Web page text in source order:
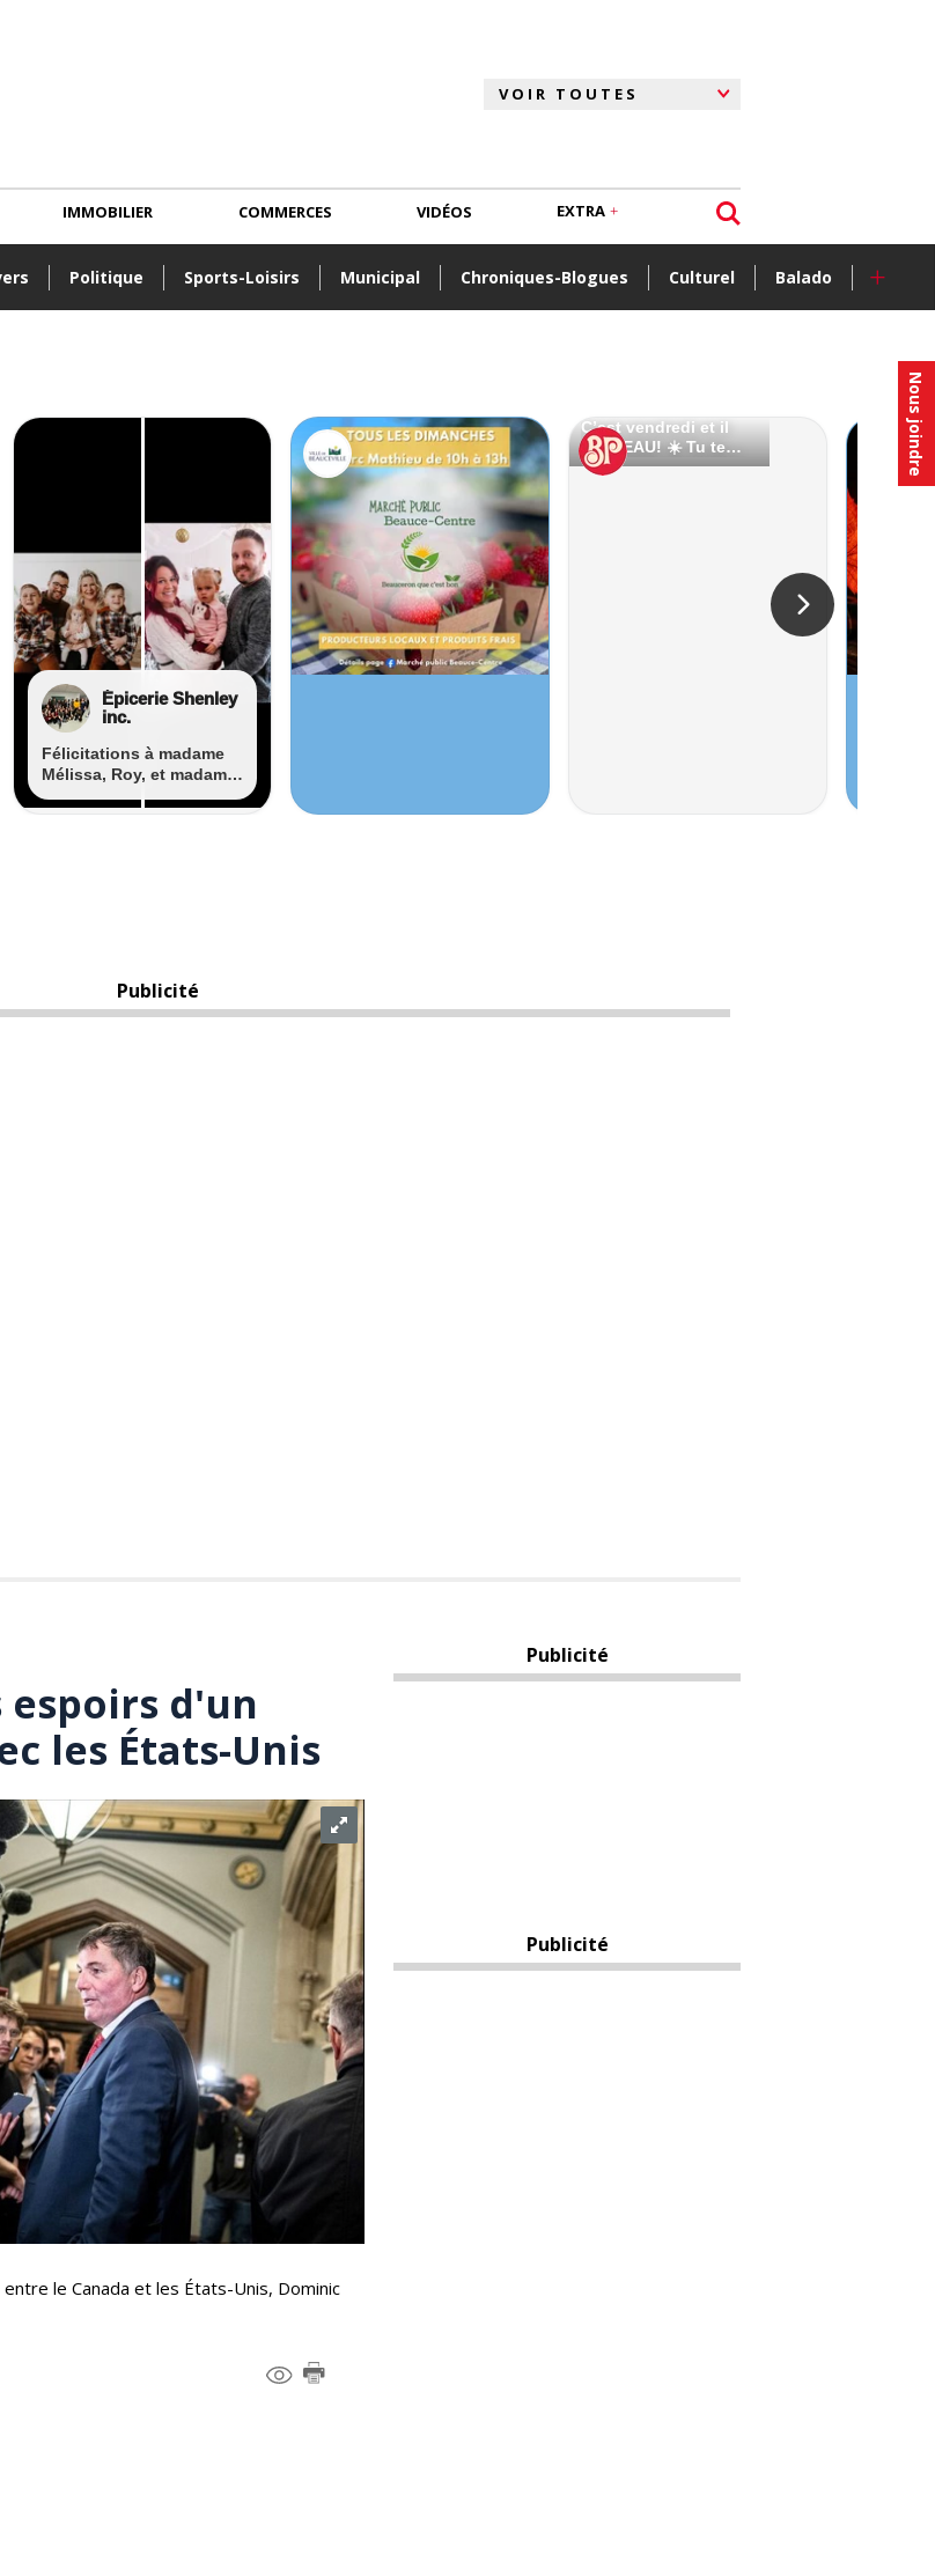
Nous joindre
Politique Sports-Loisirs Municipal Chroniques-Blogues Culturel Balado +
IMMOBILIER COMMERCES VIDÉOS EXTRA
Publicité
espoirs d'un
les États-Unis
le Canada et les États-Unis, Dominic
Publicité
Publicité